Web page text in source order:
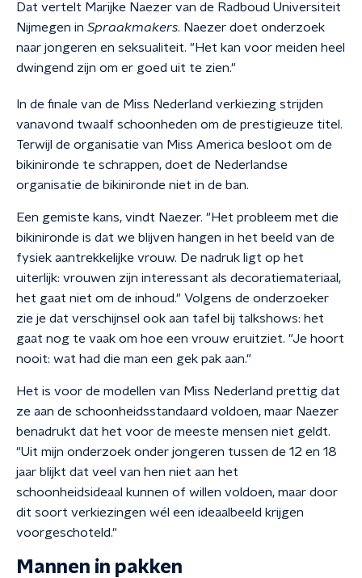
Dat vertelt Marijke Naezer van de Radboud Universiteit
Nijmegen in Spraakmakers. Naezer doet onderzoek
naar jongeren en seksualiteit. "Het kan voor meiden heel
dwingend zijn om er goed uit te zien."
In de finale van de Miss Nederland verkiezing strijden
vanavond twaalf schoonheden om de prestigieuze titel.
Terwijl de organisatie van Miss America besloot om de
bikinironde te schrappen, doet de Nederlandse
organisatie de bikinironde niet in de ban.
Een gemiste kans, vindt Naezer. "Het probleem met die
bikinironde is dat we blijven hangen in het beeld van de
fysiek aantrekkelijke vrouw. De nadruk ligt op het
uiterlijk: vrouwen zijn interessant als decoratiemateriaal,
het gaat niet om de inhoud." Volgens de onderzoeker
zie je dat verschijnsel ook aan tafel bij talkshows: het
gaat nog te vaak om hoe een vrouw eruitziet. "Je hoort
nooit: wat had die man een gek pak aan."
Het is voor de modellen van Miss Nederland prettig dat
ze aan de schoonheidsstandaard voldoen, maar Naezer
benadrukt dat het voor de meeste mensen niet geldt.
"Uit mijn onderzoek onder jongeren tussen de 12 en 18
jaar blijkt dat veel van hen niet aan het
schoonheidsideaal kunnen of willen voldoen, maar door
dit soort verkiezingen wél een ideaalbeeld krijgen
voorgeschoteld."
Mannen in pakken